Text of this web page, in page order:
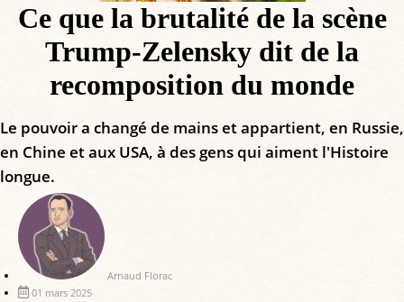
Ce que la brutalité de la scène
Trump-Zelensky dit de la
recomposition du monde
Le pouvoir a changé de mains et appartient, en Russie,
en Chine et aux USA, à des gens qui aiment l'Histoire
longue.
Arnaud Florac
01 mars 2025